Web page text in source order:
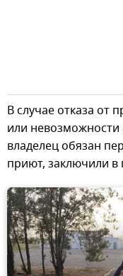
В случае отказа от
или
владелец обязан
приют, заключили в